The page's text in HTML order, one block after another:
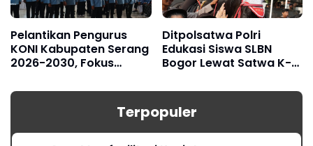
Pelantikan Pengurus
KONI Kabupaten Serang
2026-2030, Fokus
Ditpolsatwa Polri
Edukasi Siswa SLBN
Bogor Lewat Satwa K-9
Terpopuler